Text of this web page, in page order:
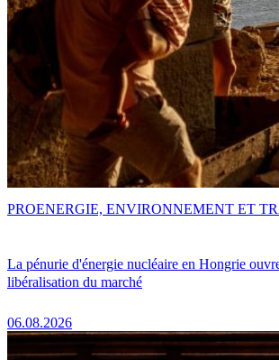
La pénurie d'énergie nucléaire en Hongrie
libéralisation du marché
06.08.2026
PROENERGIE, ENVIRONNEMENT ET